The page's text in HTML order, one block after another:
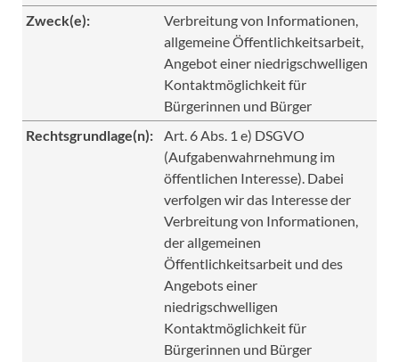
Zweck(e):
Verbreitung von Informationen,
allgemeine Öffentlichkeitsarbeit,
Angebot einer niedrigschwelligen
Kontaktmöglichkeit für
Bürgerinnen und Bürger
Rechtsgrundlage(n):
Art. 6 Abs. 1 e) DSGVO
(Aufgabenwahrnehmung im
öffentlichen Interesse). Dabei
verfolgen wir das Interesse der
Verbreitung von Informationen,
der allgemeinen
Öffentlichkeitsarbeit und des
Angebots einer
niedrigschwelligen
Kontaktmöglichkeit für
Bürgerinnen und Bürger